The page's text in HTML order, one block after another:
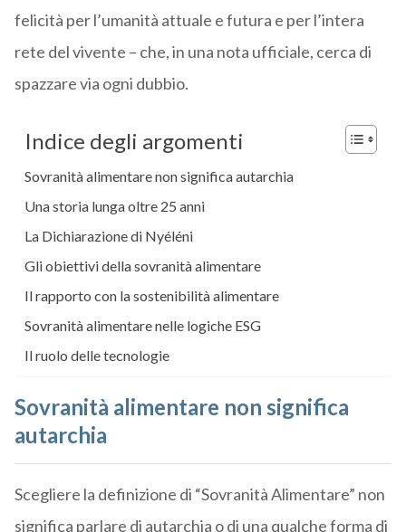
felicità per l’umanità attuale e futura e per l’intera
rete del vivente – che, in una nota ufficiale, cerca di
spazzare via ogni dubbio.
Indice degli argomenti
Sovranità alimentare non significa autarchia
Una storia lunga oltre 25 anni
La Dichiarazione di Nyéléni
Gli obiettivi della sovranità alimentare
Il rapporto con la sostenibilità alimentare
Sovranità alimentare nelle logiche ESG
Il ruolo delle tecnologie
Sovranità alimentare non significa
autarchia
Scegliere la definizione di “Sovranità Alimentare” non
significa parlare di autarchia o di una qualche forma di